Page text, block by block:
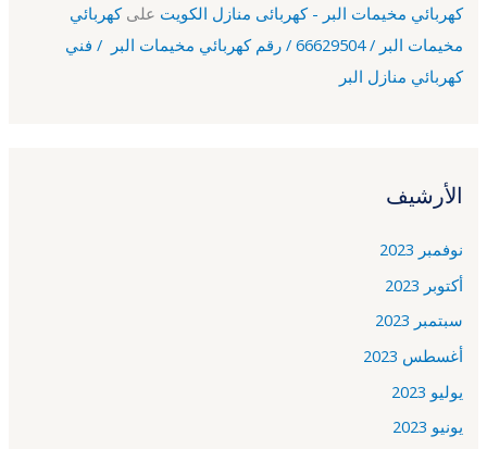
كهربائي مخيمات البر - كهربائى منازل الكويت علىكهربائي
مخيمات البر / 66629504 / رقم كهربائي مخيمات البر / فني
كهربائي منازل البر
الأرشيف
نوفمبر 2023
أكتوبر 2023
سبتمبر 2023
أغسطس 2023
يوليو 2023
يونيو 2023